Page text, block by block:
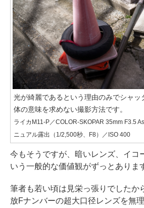
光が綺麗であるという理由のみでシャッ
体の意味を求めない撮影方法です。
ライカM11-P／COLOR-SKOPAR 35mm F3.5
ニュアル露出（1/2,500秒、F8）／ISO 400
今もそうですが、暗いレンズ、イコ
いう一般的な価値観がずっとありま
筆者も若い頃は見栄っ張りでしたか
放Fナンバーの超大口径レンズを無